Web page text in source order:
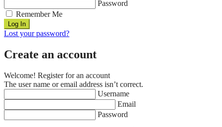
Password
Remember Me
Lost your password?
Create an account
Welcome! Register for an account
The user name or email address isn’t correct.
Username
Email
Password